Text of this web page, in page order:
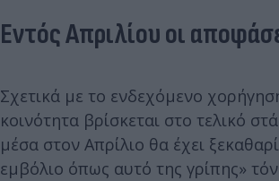
Εντός Απριλίου οι
Σχετικά με το ενδεχόμενο
κοινότητα βρίσκεται στο τελικό
μέσα στον Απρίλιο θα έχει
εμβόλιο όπως αυτό της γρίπης»